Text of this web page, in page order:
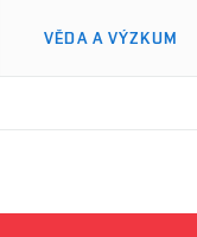
VĚDA A VÝZKUM